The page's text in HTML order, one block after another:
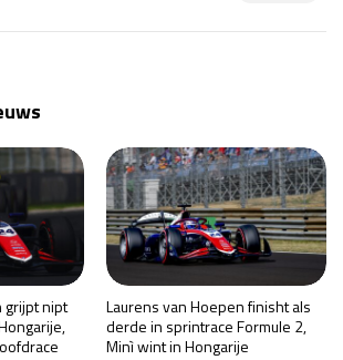
grijpt nipt
Laurens van Hoepen finisht als
derde in sprintrace Formule 2,
Minì wint in Hongarije